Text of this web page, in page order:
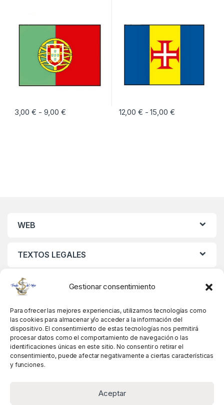
Gestionar consentimiento
Para ofrecer las mejores experiencias, utilizamos tecnologías como
las cookies para almacenar y/o acceder a la información del
dispositivo. El consentimiento de estas tecnologías nos permitirá
procesar datos como el comportamiento de navegación o las
identificaciones únicas en este sitio. No consentir o retirar el
consentimiento, puede afectar negativamente a ciertas características
y funciones.
Aceptar
3,00€ - 9,00 €Rango de precios: desde 3,00 € hasta 9,00 €
Este producto tiene múltiples variantes. Las opciones se pueden
12,00 € - 15,00 €Rango de
Este producto tiene múltiples
WEB
TEXTOS LEGALES
MIS DATOS